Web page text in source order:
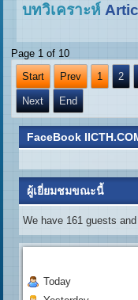
บทวิเคราะห์
Page 1 of 10
Start
Prev 1 2
Next End
FaceBook
ผู้เยี่ยมชมขณะนี้
We have 161 guests
Today